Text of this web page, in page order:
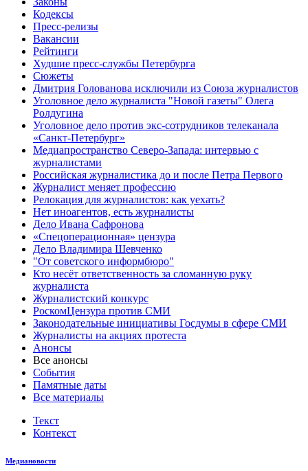
Кодексы
Пресс-релизы
Вакансии
Рейтинги
Худшие пресс-службы Петербурга
Сюжеты
Дмитрия Голованова исключили из Союза журналистов
Уголовное дело журналиста "Новой газеты" Олега
Ролдугина
Уголовное дело против экс-сотрудников телеканала
«Санкт-Петербург»
Медиапространство Северо-Запада: интервью с
журналистами
Российская журналистика до и после Петра Первого
Журналист меняет профессию
Релокация для журналистов: как уехать?
Нет иноагентов, есть журналисты
Дело Ивана Сафронова
«Спецоперационная» цензура
Дело Владимира Шевченко
"От советского информбюро"
Кто несёт ответственность за сломанную руку
журналиста
Журналистский конкурс
РоскомЦензура против СМИ
Законодательные инициативы Госдумы в сфере СМИ
Журналисты на акциях протеста
Анонсы
Все анонсы
События
Памятные даты
Все материалы
Текст
Контекст
Медиановости